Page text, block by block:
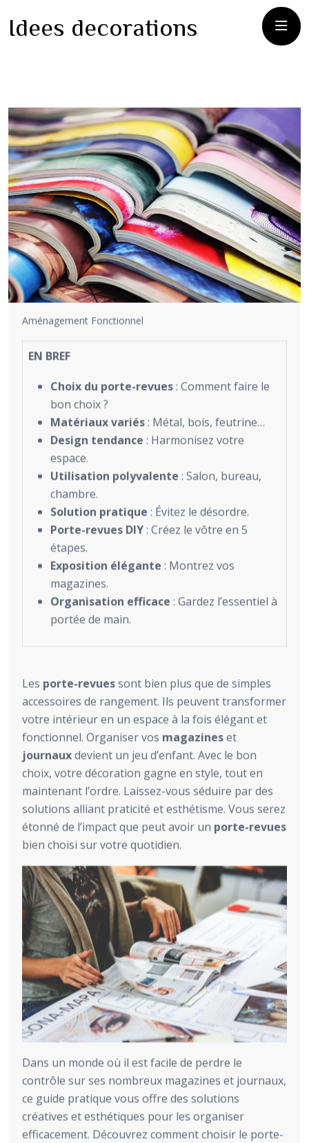
Idees decorations
Aménagement Fonctionnel
EN BREF
Choix du porte-revues: Comment faire le
bon choix ?
Matériaux variés: Métal, bois, feutrine…
Design tendance : Harmonisez votre
espace.
Utilisation polyvalente : Salon, bureau,
chambre.
Solution pratique : Évitez le désordre.
Porte-revues DIY: Créez le vôtre en 5
étapes.
Exposition élégante : Montrez vos
magazines.
Organisation efficace : Gardez l’essentiel à
portée de main.
Les porte-revuessont bien plus que de simples
accessoires de rangement. Ils peuvent transformer
votre intérieur en un espace à la fois élégant et
fonctionnel. Organiser vos magazineset
journauxdevient un jeu d’enfant. Avec le bon
choix, votre décoration gagne en style, tout en
maintenant l’ordre. Laissez-vous séduire par des
solutions alliant praticité et esthétisme. Vous serez
étonné de l’impact que peut avoir un porte-revues
bien choisi sur votre quotidien.
Dans un monde où il est facile de perdre le
contrôle sur ses nombreux magazines et journaux,
ce guide pratique vous offre des solutions
créatives et esthétiques pour les organiser
efficacement. Découvrez comment choisir le porte-